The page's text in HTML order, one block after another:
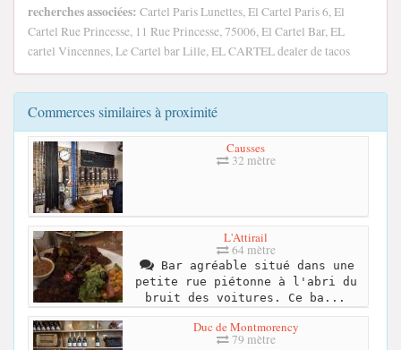
recherches associées: Cartel Paris Lunettes, El Cartel Paris 6, El
Cartel Rue Princesse, 11 Rue Princesse, 75006, El Cartel Bar, EL
cartel Vincennes, Le Cartel bar Lille, EL CARTEL dealer de tacos
Commerces similaires à proximité
Causses
32 mètre
L'Attirail
64 mètre
Bar agréable situé dans une
petite rue piétonne à l'abri du
bruit des voitures. Ce ba...
Duc de Montmorency
79 mètre